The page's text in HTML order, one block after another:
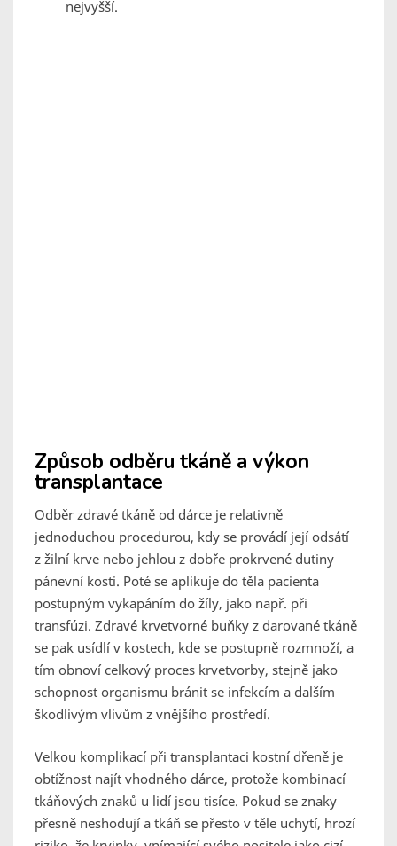
nejvyšší.
Způsob odběru tkáně a výkon
transplantace
Odběr zdravé tkáně od dárce je relativně
jednoduchou procedurou, kdy se provádí její odsátí
z žilní krve nebo jehlou z dobře prokrvené dutiny
pánevní kosti. Poté se aplikuje do těla pacienta
postupným vykapáním do žíly, jako např. při
transfúzi. Zdravé krvetvorné buňky z darované tkáně
se pak usídlí v kostech, kde se postupně rozmnoží, a
tím obnoví celkový proces krvetvorby, stejně jako
schopnost organismu bránit se infekcím a dalším
škodlivým vlivům z vnějšího prostředí.
Velkou komplikací při transplantaci kostní dřeně je
obtížnost najít vhodného dárce, protože kombinací
tkáňových znaků u lidí jsou tisíce. Pokud se znaky
přesně neshodují a tkáň se přesto v těle uchytí, hrozí